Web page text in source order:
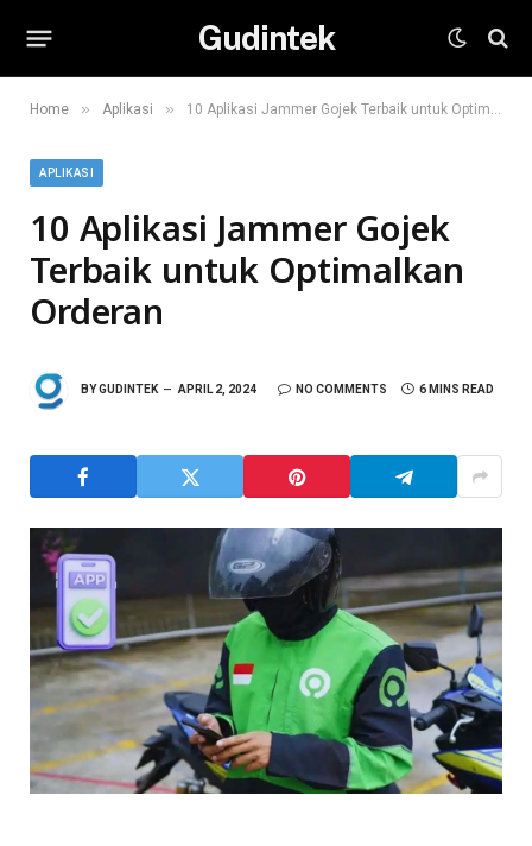
Gudintek
Home » Aplikasi » 10 Aplikasi Jammer Gojek Terbaik untuk Optimalkan Orderan
APLIKASI
10 Aplikasi Jammer Gojek
Terbaik untuk Optimalkan
Orderan
BYGUDINTEK APRIL 2, 2024 NO COMMENTS 6 MINS READ